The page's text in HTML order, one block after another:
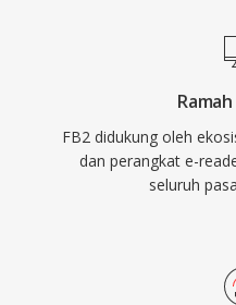
FB2 didukung oleh
dan perangkat e-
seluruh